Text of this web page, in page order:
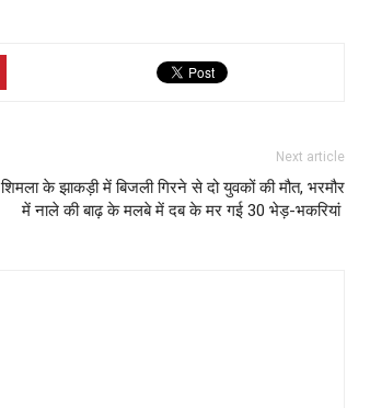
Next article
शिमला के झाकड़ी में बिजली गिरने से दो युवकों की मौत, भरमौर
में नाले की बाढ़ के मलबे में दब के मर गई 30 भेड़-भकरियां